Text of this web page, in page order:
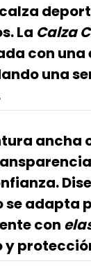
calza
. La Calza
con
una
ancha
se adapta
con
y